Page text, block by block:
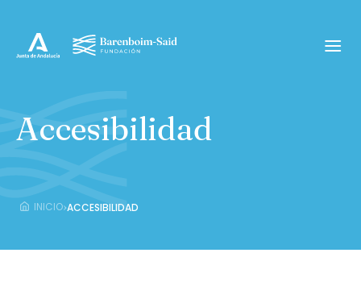
Accesibilidad
INICIO›ACCESIBILIDAD